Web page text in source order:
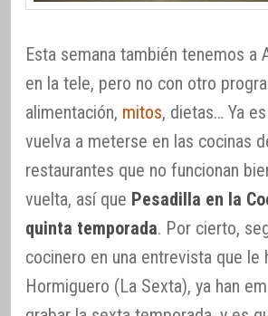
Esta semana también tenemos a
en la tele, pero no con otro
alimentación, mitos, dietas… Ya
vuelva a meterse en las cocinas
restaurantes que no funcionan
vuelta, así que Pesadilla en la
quinta temporada. Por cierto,
cocinero en una entrevista que le
Hormiguero (La Sexta), ya han